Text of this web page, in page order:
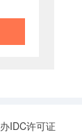
IDC许可证